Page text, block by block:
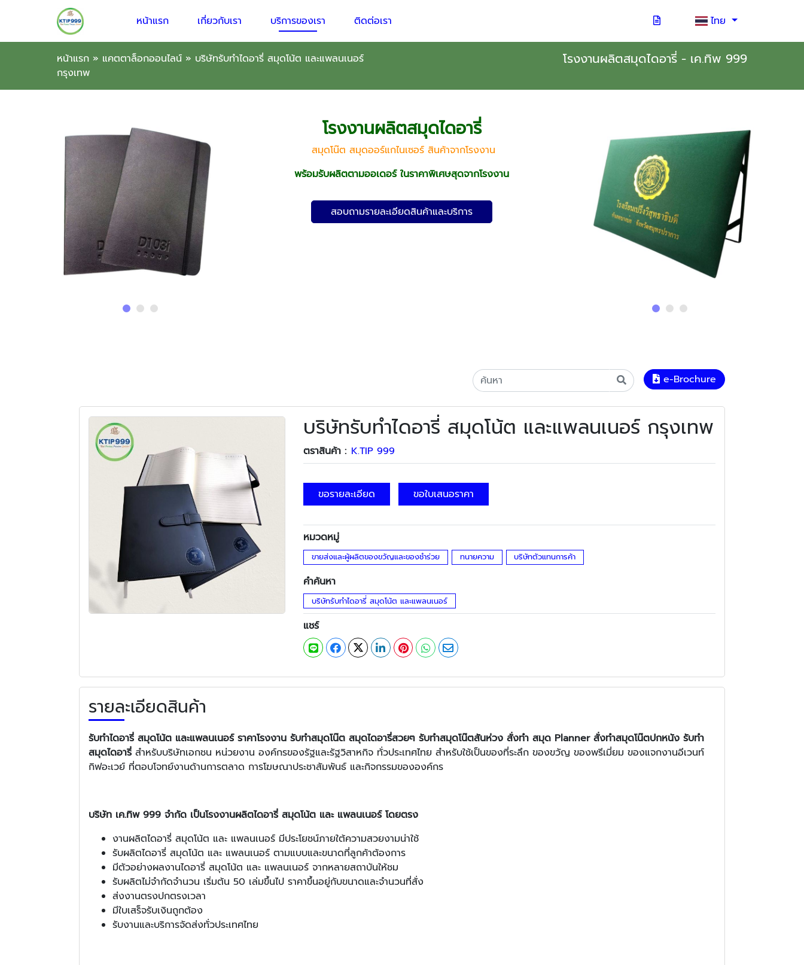
หน้าแรก เกี่ยวกับเรา บริการของเรา ติดต่อเรา ไทย
หน้าแรก » แคตตาล็อกออนไลน์ » บริษัทรับทำไดอารี่ สมุดโน้ต และแพลนเนอร์
กรุงเทพ
โรงงานผลิตสมุดไดอารี่ - เค.ทิพ 999
โรงงานผลิตสมุดไดอารี่
สมุดโน๊ต สมุดออร์แกไนเซอร์ สินค้าจากโรงงาน
พร้อมรับผลิตตามออเดอร์ ในราคาพิเศษสุดจากโรงงาน
สอบถามรายละเอียดสินค้าและบริการ
e-Brochure
บริษัทรับทำไดอารี่ สมุดโน้ต และแพลนเนอร์ กรุงเทพ
ตราสินค้า : K.TIP 999
ขอรายละเอียด ขอใบเสนอราคา
หมวดหมู่
ขายส่งและผู้ผลิตของขวัญและของชำร่วย ทนายความ บริษัทตัวแทนการค้า
คำค้นหา
บริษัทรับทำไดอารี่ สมุดโน้ต และแพลนเนอร์
แชร์
รายละเอียดสินค้า
รับทำไดอารี่ สมุดโน้ต และแพลนเนอร์ ราคาโรงงาน รับทำสมุดโน๊ต สมุดไดอารี่สวยๆ รับทําสมุดโน๊ตสันห่วง สั่งทํา สมุด Planner สั่งทําสมุดโน๊ตปกหนัง รับทำ
สมุดไดอารี่ สำหรับบริษัทเอกชน หน่วยงาน องค์กรของรัฐและรัฐวิสาหกิจ ทั่วประเทศไทย สำหรับใช้เป็นของที่ระลึก ของขวัญ ของพรีเมี่ยม ของแจกงานอีเวนท์
กิฟอะเวย์ ที่ตอบโจทย์งานด้านการตลาด การโฆษณาประชาสัมพันธ์ และกิจกรรมขององค์กร
บริษัท เค.ทิพ 999 จำกัด เป็นโรงงานผลิตไดอารี่ สมุดโน้ต และ แพลนเนอร์ โดยตรง
งานผลิตไดอารี่ สมุดโน้ต และ แพลนเนอร์ มีประโยชน์ภายใต้ความสวยงามน่าใช้
รับผลิตไดอารี่ สมุดโน้ต และ แพลนเนอร์ ตามแบบและขนาดที่ลูกค้าต้องการ
มีตัวอย่างผลงานไดอารี่ สมุดโน้ต และ แพลนเนอร์ จากหลายสถาบันให้ชม
รับผลิตไม่จำกัดจำนวน เริ่มต้น 50 เล่มขึ้นไป ราคาขึ้นอยู่กับขนาดและจำนวนที่สั่ง
ส่งงานตรงปกตรงเวลา
มีใบเสร็จรับเงินถูกต้อง
รับงานและบริการจัดส่งทั่วประเทศไทย